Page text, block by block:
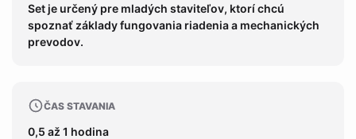
Set je určený pre mladých staviteľov, ktorí chcú
spoznať základy fungovania riadenia a mechanických
prevodov.
ČAS STAVANIA
0,5 až 1 hodina